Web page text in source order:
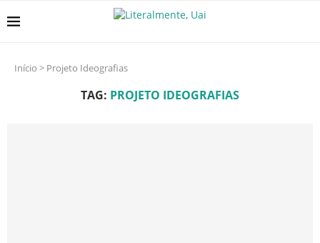
Início > Projeto Ideografias
TAG: PROJETO IDEOGRAFIAS